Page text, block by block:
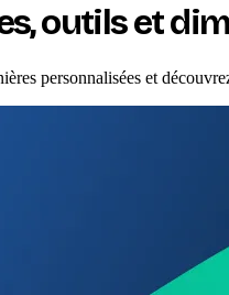
outils et
personnalisées et